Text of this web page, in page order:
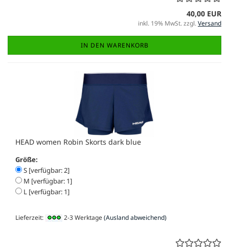
40,00 EUR
inkl. 19% MwSt. zzgl.Versand
IN DEN WARENKORB
HEAD women Robin Skorts dark blue
Größe:
S [verfügbar: 2]
M [verfügbar: 1]
L [verfügbar: 1]
Lieferzeit: 2-3 Werktage(Ausland abweichend)